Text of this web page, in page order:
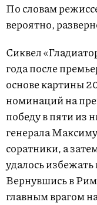
По словам
вероятно,
Сиквел
года после
основе картины
номинаций на
победу в пяти из
генерала
соратники, а
удалось избежать
Вернувшись в
главным врагом